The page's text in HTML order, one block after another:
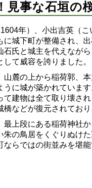
見事な石垣の
年）、小出吉英（
に城下町が整備され、
石氏と城主を代えなが
て威容を誇りました。
麓の上から稲荷郭、
に城が築かれています
て建物は全て取り壊さ
橋などが復元されてお
上段にある稲荷神社か
の鳥居をくぐりぬけ
ならではの街並みを堪能